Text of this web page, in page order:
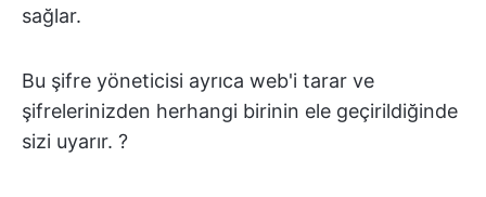
sağlar.
Bu şifre yöneticisi ayrıca web'i tarar ve
şifrelerinizden herhangi birinin ele geçirildiğinde
sizi uyarır. ?